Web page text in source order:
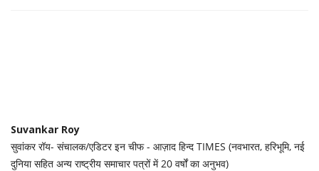
Suvankar Roy
सुवांकर रॉय- संचालक/एडिटर इन चीफ - आज़ाद हिन्द TIMES (नवभारत, हरिभूमि, नई
दुनिया सहित अन्य राष्ट्रीय समाचार पत्रों में 20 वर्षों का अनुभव)